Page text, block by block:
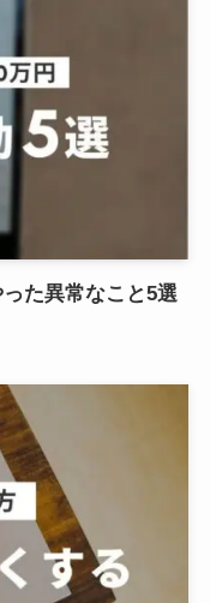
た異常なこと5選